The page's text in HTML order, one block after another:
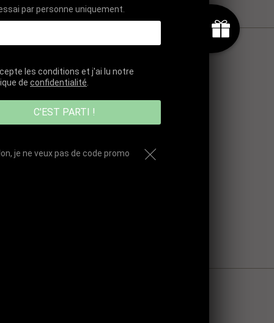
par personne uniquement.
les conditions et j'ai lu notre
de confidentialité
C'EST PARTI !
je ne veux pas de code promo